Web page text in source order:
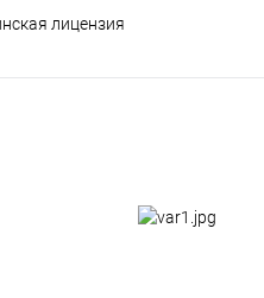
лицензия